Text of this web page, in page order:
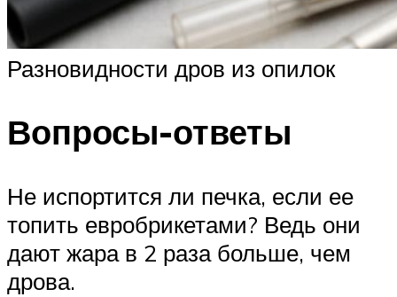
Разновидности дров из опилок
Вопросы-ответы
Не испортится ли печка, если ее
топить евробрикетами? Ведь они
дают жара в 2 раза больше, чем
дрова.